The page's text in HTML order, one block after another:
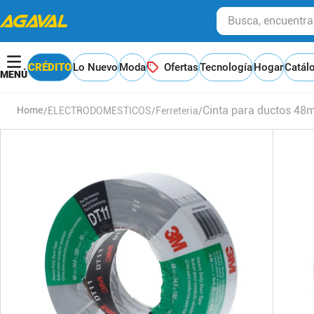
Busca, encuentra y
CRÉDITOLo NuevoModa OfertasTecnologíaHogar
ELECTRODOMESTICOS Ferreteria Cinta para ductos